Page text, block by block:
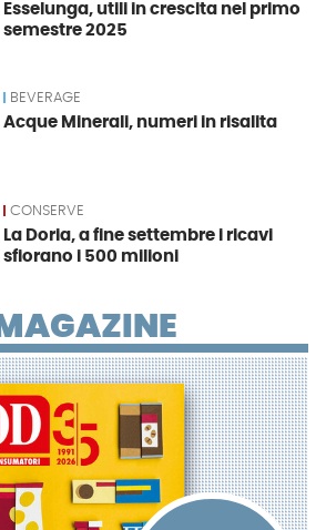
Esselunga, utili in crescita nel primo
semestre 2025
BEVERAGE
Acque Minerali, numeri in risalita
CONSERVE
La Doria, a fine settembre i ricavi
sfiorano i 500 milioni
MAGAZINE